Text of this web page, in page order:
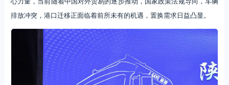
排放冲突，港口迁移正面临着前所未有的机遇，置换需求日益凸显。